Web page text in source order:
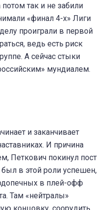
так и не забили
«финал 4-х» Лиги
проиграли в первой
ведь есть риск
А сейчас стыки
мундиалем.
и заканчивает
И причина
Петкович покинул пост
в этой роли успешен,
в плей-офф
Там «нейтралы»